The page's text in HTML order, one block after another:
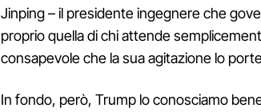
Jinping – il presidente ingegnere che
proprio quella di chi attende
consapevole che la sua agitazione lo
In fondo, però, Trump lo conosciamo